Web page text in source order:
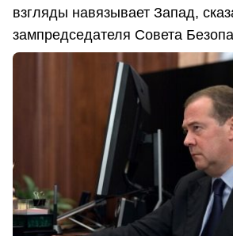
взгляды навязывает Запад,
зампредседателя Совета